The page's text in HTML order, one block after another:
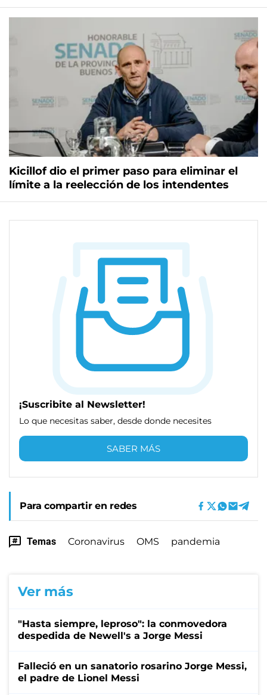
Kicillof dio el primer paso para eliminar el
límite a la reelección de los intendentes
¡Suscribite al Newsletter!
Lo que necesitas saber, desde donde necesites
SABER MÁS
Para compartir en redes
Temas Coronavirus OMS pandemia
Ver más
"Hasta siempre, leproso": la conmovedora
despedida de Newell's a Jorge Messi
Falleció en un sanatorio rosarino Jorge Messi,
el padre de Lionel Messi